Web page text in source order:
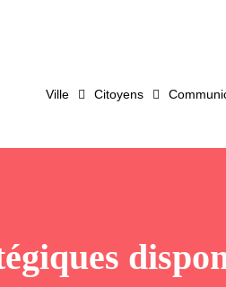
Ville Citoyens